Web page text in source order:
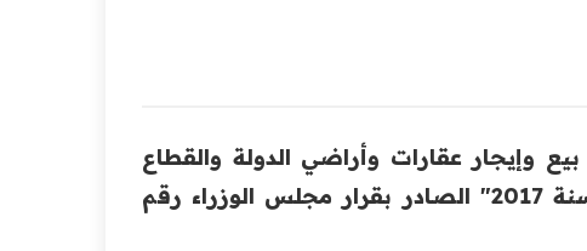
الثاني لنظام بيع وإيجار عقارات وأراضي الدولة والقطاع
العام لأغراض الاستثمار والمساطحة عليها رقم (6) لسنة 2017" الصادر بقرار مجلس الوزراء رقم